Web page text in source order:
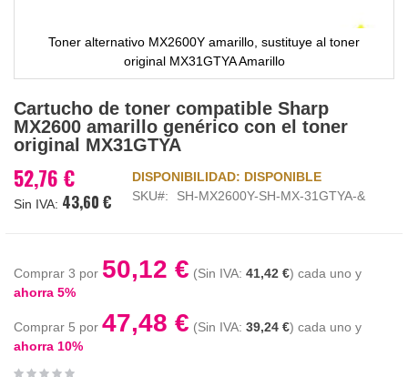
Toner alternativo MX2600Y amarillo, sustituye al toner
original MX31GTYA Amarillo
al
comienzo
de
galería
de
Cartucho de toner compatible Sharp
MX2600 amarillo genérico con el toner
original MX31GTYA
52,76 €
43,60 €
DISPONIBILIDAD: DISPONIBLE
SKU
SH-MX2600Y-SH-MX-31GTYA-&
Comprar 3 por 50,12 € 41,42 € cada uno y
ahorra 5%
Comprar 5 por 47,48 € 39,24 € cada uno y
ahorra 10%